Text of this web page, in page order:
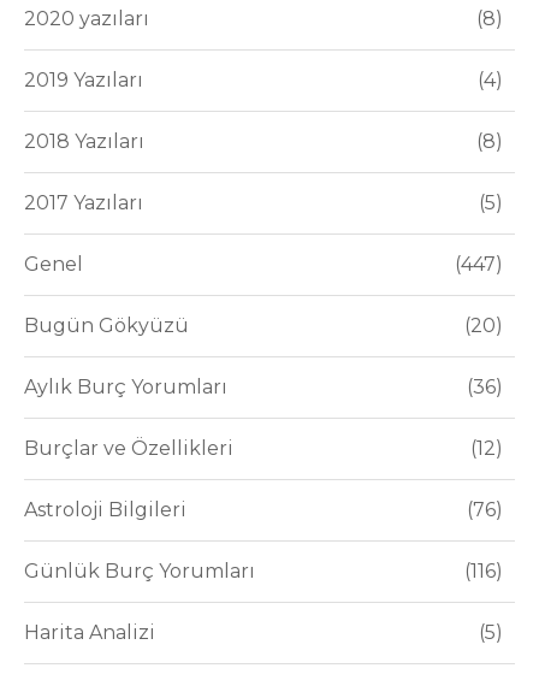
2020 yazıları 8
2019 Yazıları 4
2018 Yazıları 8
2017 Yazıları 5
Genel 447
Bugün Gökyüzü 20
Aylık Burç Yorumları 36
Burçlar ve Özellikleri 12
Astroloji Bilgileri 76
Günlük Burç Yorumları 116
Harita Analizi 5